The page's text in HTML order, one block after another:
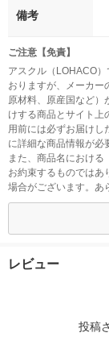
備考
ご注意【免責】
アスクル（LOHACO
おりますが、メーカー
原材料、原産国など）
けする商品とサイト上
用前には必ずお届けし
に詳細な商品情報が必
また、商品名における
お約束するものではあ
場合がございます。あ
レビュー
投稿